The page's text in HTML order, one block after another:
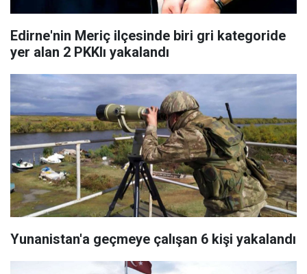
Edirne'nin Meriç ilçesinde biri gri kategoride
yer alan 2 PKKlı yakalandı
Yunanistan'a geçmeye çalışan 6 kişi yakalandı